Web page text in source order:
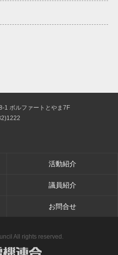
1 ボルファートとやま7F
活動紹介
議員紹介
お問合せ
All rights reserved.